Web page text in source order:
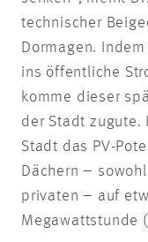
technischer
Dormagen.
ins öffentliche
komme dieser
der Stadt zugute.
Stadt das PV-
Dächern –
privaten – auf
Megawattstunde